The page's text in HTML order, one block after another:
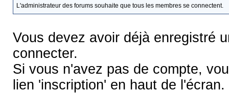
L'administrateur des forums souhaite que tous les membres se connectent.
Vous devez avoir déjà enregistré
connecter.
Si vous n'avez pas de compte,
lien 'inscription' en haut de l'écran.